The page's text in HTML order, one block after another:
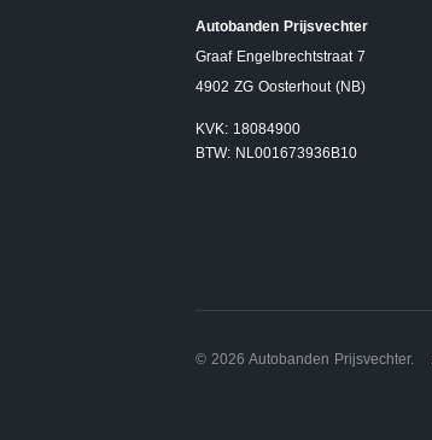
Autobanden Prijsvechter
Graaf Engelbrechtstraat 7
4902 ZG Oosterhout (NB)
KVK: 18084900
BTW: NL001673936B10
© 2026 Autobanden Prijsvechter.